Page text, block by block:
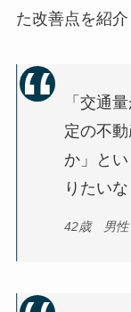
た改善点を紹介
「交通
定の不
か」と
りたい
42歳 男性